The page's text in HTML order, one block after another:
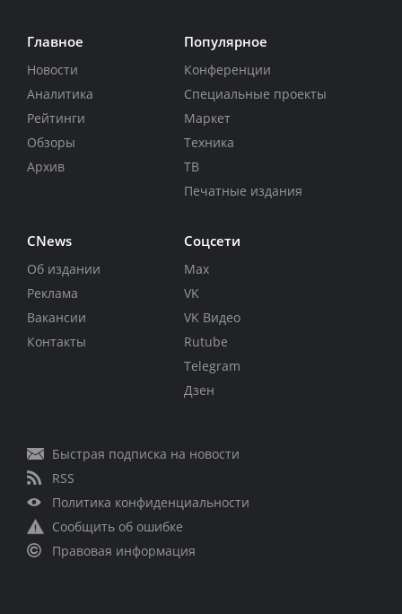
Главное
Новости
Аналитика
Рейтинги
Обзоры
Архив
Популярное
Конференции
Специальные проекты
Маркет
Техника
ТВ
Печатные издания
CNews
Об издании
Реклама
Вакансии
Контакты
Соцсети
Max
VK
VK Видео
Rutube
Telegram
Дзен
Быстрая подписка на новости
RSS
Политика конфиденциальности
Сообщить об ошибке
Правовая информация